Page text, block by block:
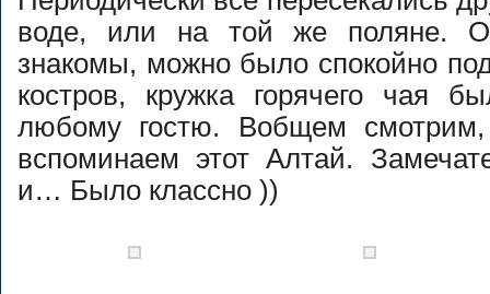
воде, или на той же поляне.
знакомы, можно было спокойно
костров, кружка горячего чая
любому гостю. Вобщем
вспоминаем этот Алтай.
и… Было классно ))